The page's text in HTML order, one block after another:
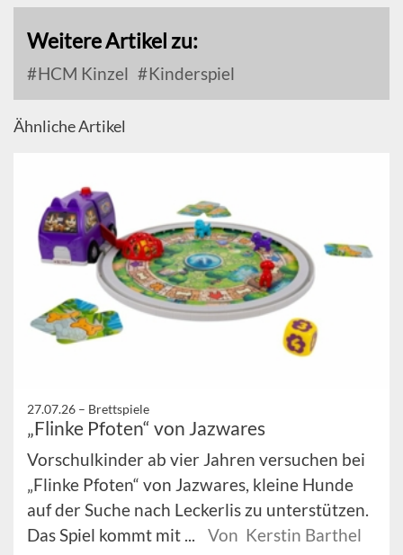
Weitere Artikel zu:
HCM Kinzel Kinderspiel
Ähnliche Artikel
27.07.26 – Brettspiele
„Flinke Pfoten“ von Jazwares
Vorschulkinder ab vier Jahren versuchen bei
„Flinke Pfoten“ von Jazwares, kleine Hunde
auf der Suche nach Leckerlis zu unterstützen.
Das Spiel kommt mit ...
Von Kerstin Barthel